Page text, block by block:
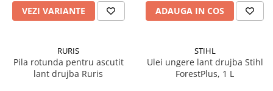
Aspiratoare
Suflante & Aspiratoare frunze
Accesorii echipamente curatenie
VEZI VARIANTE ADAUGA IN COS
RURIS
Pila rotunda pentru ascutit
lant drujba Ruris
STIHL
Ulei ungere lant drujba Stihl
ForestPlus, 1 L